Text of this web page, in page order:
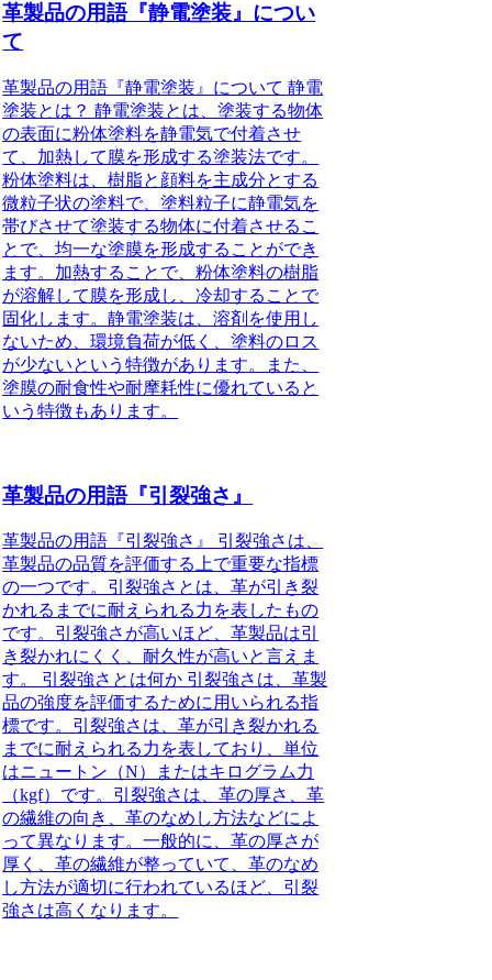
革製品の用語『静電塗装』につい
て
革製品の用語『静電塗装』について 静電
塗装とは？ 静電塗装とは、塗装する物体
の表面に粉体塗料を静電気で付着させ
て、加熱して膜を形成する塗装法です。
粉体塗料は、樹脂と顔料を主成分とする
微粒子状の塗料で、塗料粒子に静電気を
帯びさせて塗装する物体に付着させるこ
とで、均一な塗膜を形成することができ
ます。加熱することで、粉体塗料の樹脂
が溶解して膜を形成し、冷却することで
固化します。静電塗装は、溶剤を使用し
ないため、環境負荷が低く、塗料のロス
が少ないという特徴があります。また、
塗膜の耐食性や耐摩耗性に優れていると
いう特徴もあります。
革製品の用語『引裂強さ』
革製品の用語『引裂強さ』 引裂強さは、
革製品の品質を評価する上で重要な指標
の一つです。引裂強さとは、革が引き裂
かれるまでに耐えられる力を表したもの
です。引裂強さが高いほど、革製品は引
き裂かれにくく、耐久性が高いと言えま
す。 引裂強さとは何か 引裂強さは、革製
品の強度を評価するために用いられる指
標です。引裂強さは、革が引き裂かれる
までに耐えられる力を表しており、単位
はニュートン（N）またはキログラム力
（kgf）です。引裂強さは、革の厚さ、革
の繊維の向き、革のなめし方法などによ
って異なります。一般的に、革の厚さが
厚く、革の繊維が整っていて、革のなめ
し方法が適切に行われているほど、引裂
強さは高くなります。